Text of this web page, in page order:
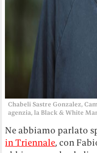
Chabeli Sastre Gonzalez,
agenzia, la Black & White
Ne abbiamo parlato
in Triennale, con